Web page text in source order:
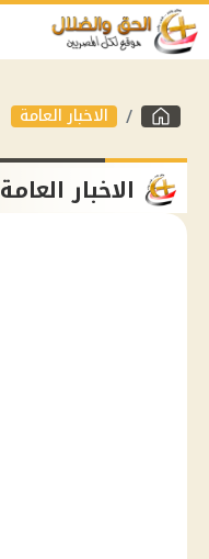
الاخبار العامة
الاخبار العامة